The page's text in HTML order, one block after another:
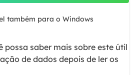
também para o Windows
possa saber mais sobre este útil
de dados depois de ler os